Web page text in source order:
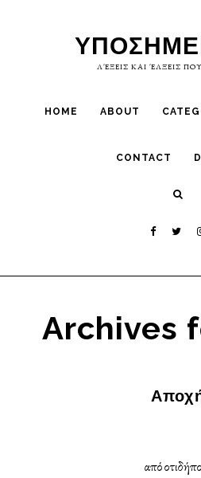
ΛΈΞΕΙΣ ΚΑΙ ΈΛΞΕΙΣ
HOME ABOUT
CONTACT
Archives
από